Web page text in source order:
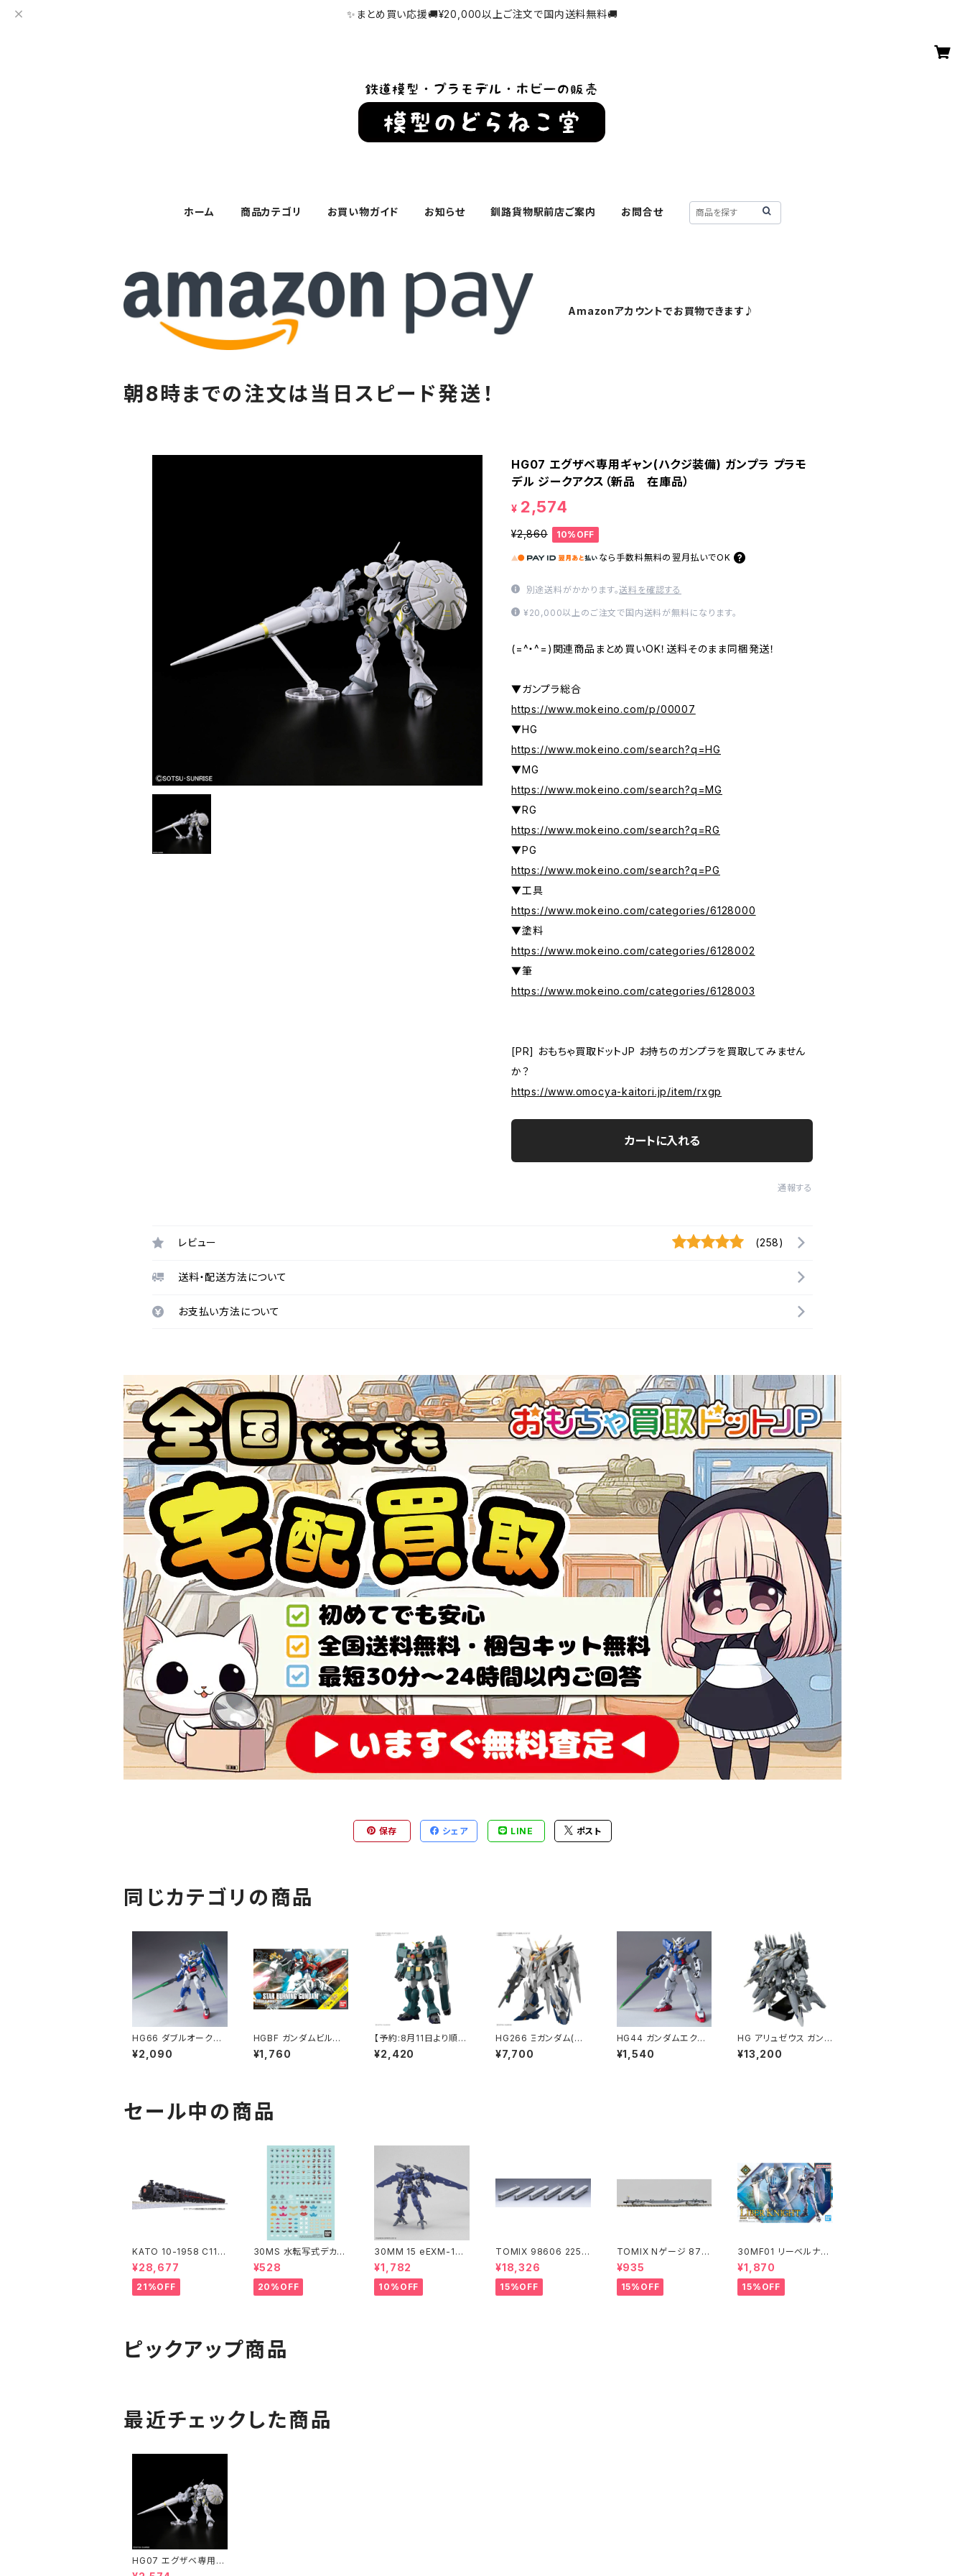
✨まとめ買い応援🚚¥20,000以上ご注文で国内送料無料🚚
ホーム 商品カテゴリ お買い物ガイド お知らせ 釧路貨物駅前店ご案内 お問合せ
Amazonアカウントでお買物できます♪
朝8時までの注文は当日スピード発送！
HG07 エグザベ専用ギャン(ハクジ装備) ガンプラ プラモ
デル ジークアクス（新品 在庫品）
¥ 2,574
¥2,860 10%OFF
なら 手数料無料の 翌月払いでOK
別途送料がかかります。送料を確認する
¥20,000以上のご注文で国内送料が無料になります。
(=^・^=)関連商品まとめ買いOK！送料そのまま同梱発送！
▼ガンプラ総合
https://www.mokeino.com/p/00007
▼HG
https://www.mokeino.com/search?q=HG
▼MG
https://www.mokeino.com/search?q=MG
▼RG
https://www.mokeino.com/search?q=RG
▼PG
https://www.mokeino.com/search?q=PG
▼工具
https://www.mokeino.com/categories/6128000
▼塗料
https://www.mokeino.com/categories/6128002
▼筆
https://www.mokeino.com/categories/6128003
[PR] おもちゃ買取ドットJP お持ちのガンプラを買取してみません
か？
https://www.omocya-kaitori.jp/item/rxgp
カートに入れる
通報する
レビュー (258)
送料・配送方法について
お支払い方法について
保存 シェア LINE ポスト
同じカテゴリの商品
HG66 ダブルオークア
ンタ ガンプラ プラモデ
ル 機動戦士ガンダム00
¥2,090
HGBF ガンダムビルドフ
ァイターズ スターバー
ニングガンダム プラモデ
¥1,760
【予約:8月11日より順次
発送】 HG ガンダムレオ
パルド ガンプラ プラモ
¥2,420
HG266 Ξガンダム(キ
ルケーの魔女) ガンプラ
プラモデル 閃光のハサ
¥7,700
HG44 ガンダムエクシ
アリペアII ガンプラ プラ
モデル 機動戦士ガンダ
¥1,540
HG アリュゼウス ガンプ
ラ プラモデル 閃光のハ
サウェイ（新品 在庫
¥13,200
セール中の商品
KATO 10-1958 C11 1
71+14系｢SL冬の湿原
号｣ 6両セット 特企品 N
ゲージ 鉄道模型 北海
道（新品 在庫品）
¥28,677
21%OFF
30MS 水転写式デカー
ル 汎用1
¥528
20%OFF
30MM 15 eEXM-17
アルト(空中戦仕様)ネイ
ビー
¥1,782
10%OFF
TOMIX 98606 225 6
000系 (6両) 鉄道模型
¥18,326
15%OFF
TOMIX Nゲージ 871
8 コキ107 (増備型・コ
ンテナなし) 鉄道模型
¥935
15%OFF
30MF01 リーベルナイ
ト プラモデル（新品 在
庫品）
¥1,870
15%OFF
ピックアップ商品
最近チェックした商品
HG07 エグザベ専用ギ
ャン(ハクジ装備) ガン